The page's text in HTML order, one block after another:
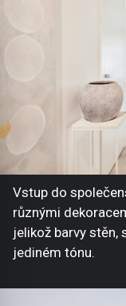
Vstup do
různými
jelikož barvy stěn,
jediném tónu.